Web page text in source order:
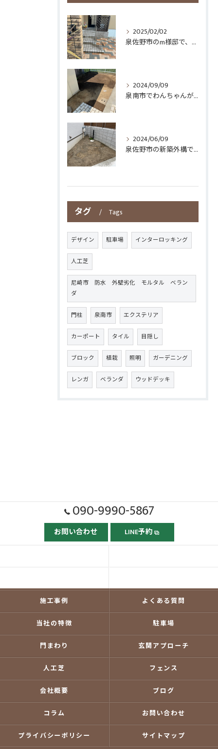
2025/02/02
泉佐野市のm様邸で、芝生、御影石の駐車場をインターロッキングにしたいとご要望があり、施工致しました。
2024/09/09
泉南市でわんちゃんが庭で有意義に遊べるように人工芝を敷きました
2024/06/09
泉佐野市の新築外構で庭の一部を人工芝施工させていただきました
タグ Tags
デザイン 駐車場 インターロッキング
人工芝
尼崎市 防水 外壁劣化 モルタル ベラン
ダ
門柱 泉南市 エクステリア
カーポート タイル 目隠し
ブロック 植栽 照明 ガーデニング
レンガ ベランダ ウッドデッキ
090-9990-5867
お問い合わせ LINE予約
施工事例 よくある質問
当社の特徴 駐車場
門まわり 玄関アプローチ
人工芝 フェンス
会社概要 ブログ
コラム お問い合わせ
プライバシーポリシー サイトマップ